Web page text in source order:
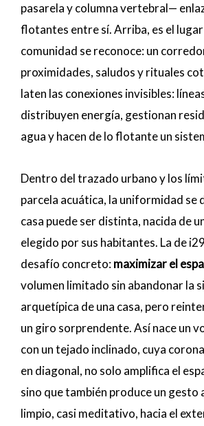
pasarela y columna vertebral—
flotantes entre sí. Arriba, es el
comunidad se reconoce: un
proximidades, saludos y rituales
laten las conexiones invisibles:
distribuyen energía, gestionan
agua y hacen de lo flotante un
Dentro del trazado urbano y los
parcela acuática, la uniformidad se
casa puede ser distinta, nacida de
elegido por sus habitantes. La de
desafío concreto:maximizar el
volumen limitado sin abandonar la
arquetípica de una casa, pero
un giro sorprendente. Así nace un
con un tejado inclinado, cuya
en diagonal, no solo amplifica el
sino que también produce un
limpio, casi meditativo, hacia el